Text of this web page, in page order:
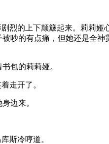
烈的上下颠簸起来。莉莉娅
吵的有点痛，但她还是全
包的莉莉娅。
走开了。
边来。
斯冷哼道。